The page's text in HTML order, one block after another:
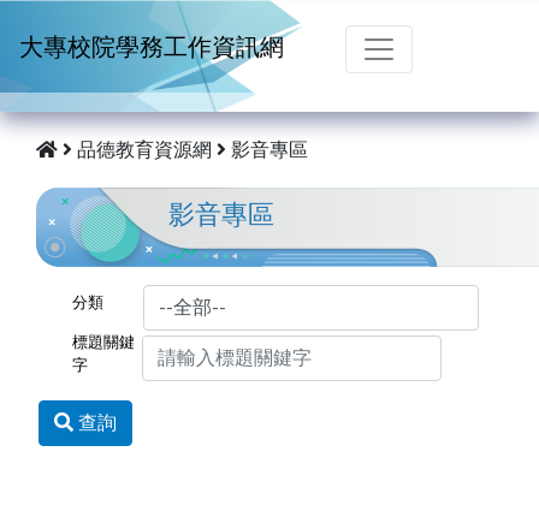
大專校院學務工作資訊網
品德教育資源網 影音專區
影音專區
分類
標題關鍵
字
查詢